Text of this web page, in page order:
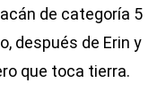
de categoría 5
después de Erin y
que toca tierra.